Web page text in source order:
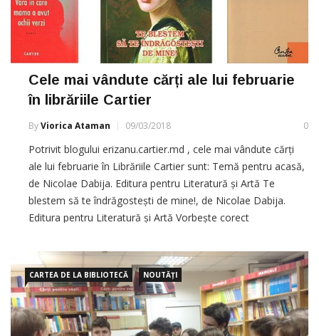
Cele mai vândute cărți ale lui februarie
în librăriile Cartier
ByViorica Ataman 09/03/2018 0
Potrivit blogului erizanu.cartier.md , cele mai vândute cărți
ale lui februarie în Librăriile Cartier sunt: Temă pentru acasă,
de Nicolae Dabija. Editura pentru Literatură și Artă Te
blestem să te îndrăgostești de mine!, de Nicolae Dabija.
Editura pentru Literatură și Artă Vorbește corect
Dificila Unire. Basarabia și
CARTEA DE LA BIBLIOTECĂ NOUTĂȚI